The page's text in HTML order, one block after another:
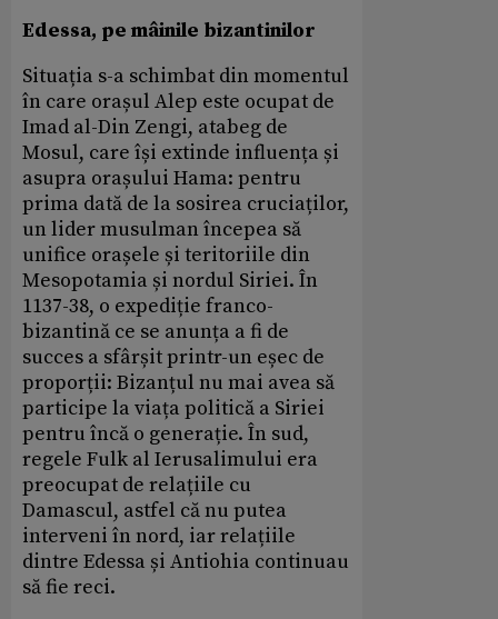
Edessa, pe mâinile bizantinilor
Situația s-a schimbat din momentul
în care orașul Alep este ocupat de
Imad al-Din Zengi, atabeg de
Mosul, care își extinde influența și
asupra orașului Hama: pentru
prima dată de la sosirea cruciaților,
un lider musulman începea să
unifice orașele și teritoriile din
Mesopotamia și nordul Siriei. În
1137-38, o expediție franco-
bizantină ce se anunța a fi de
succes a sfârșit printr-un eșec de
proporții: Bizanțul nu mai avea să
participe la viața politică a Siriei
pentru încă o generație. În sud,
regele Fulk al Ierusalimului era
preocupat de relațiile cu
Damascul, astfel că nu putea
interveni în nord, iar relațiile
dintre Edessa și Antiohia continuau
să fie reci.